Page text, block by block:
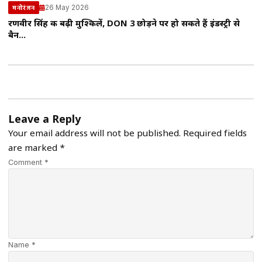
मनोरंजन 26 May 2026
रणवीर सिंह की बढ़ी मुश्किलें, DON 3 छोड़ने पर हो सकते हैं इंडस्ट्री से
बैन…
Leave a Reply
Your email address will not be published. Required fields
are marked *
Comment *
Name *